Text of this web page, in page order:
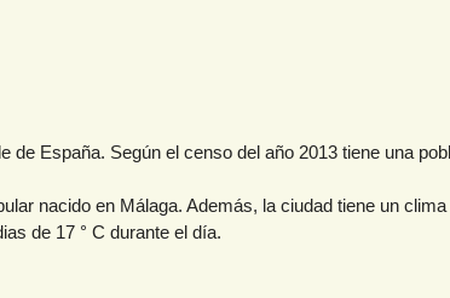
España. Según el censo del año 2013 tiene una
nacido en Málaga. Además, la ciudad tiene un clima
de 17 ° C durante el día.